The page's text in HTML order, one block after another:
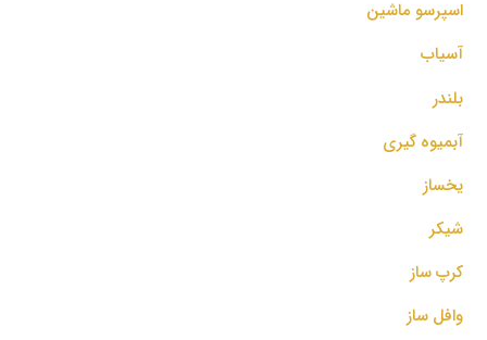
اسپرسو‌ ماشین
آسیاب
بلندر
آبمیوه گیری
یخساز
شیکر
کرپ ساز
وافل ساز